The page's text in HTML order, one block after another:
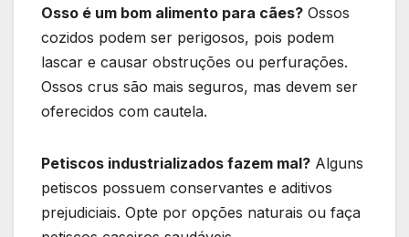
Osso é um bom alimento para cães? Ossos
cozidos podem ser perigosos, pois podem
lascar e causar obstruções ou perfurações.
Ossos crus são mais seguros, mas devem ser
oferecidos com cautela.
Petiscos industrializados fazem mal? Alguns
petiscos possuem conservantes e aditivos
prejudiciais. Opte por opções naturais ou faça